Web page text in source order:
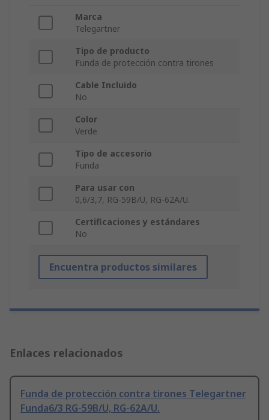
Marca
Telegartner
Tipo de producto
Funda de protección contra tirones
Cable Incluido
No
Color
Verde
Tipo de accesorio
Funda
Para usar con
0,6/3,7, RG-59B/U, RG-62A/U.
Certificaciones y estándares
No
Encuentra productos similares
Enlaces relacionados
Funda de protección contra tirones Telegartner
Funda6/3 RG-59B/U, RG-62A/U.